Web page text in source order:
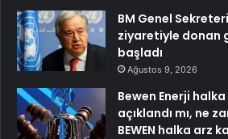
BM Genel
ziyaretiyle donan
başladı
Ağustos 9, 2026
Bewen Enerji
açıklandı mı, ne
BEWEN halka arz